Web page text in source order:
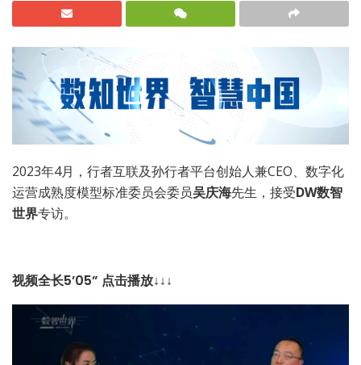
2023年4月，行者互联及孙行者平台创始人兼CEO、数字化
运营成熟度模型标准委员会委员吴庆海先生，接受DW数智
世界专访。
视频全长5’05” 点击播放↓↓↓